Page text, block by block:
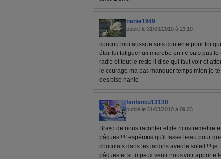
nanie1949
publié le 31/03/2010 à 23:19
coucou moi aussi je suis contente pour toi
était lui fatiguer un microbe on ne sais pas
radio et tout le reste il dise qui faut voir et
le courage ma pas manquer temps mien je
des bise nanie
fanfandu13130
publié le 31/03/2010 à 09:23
Bravo de nous raconter et de nous remettre
pâques !!!! espérons qu'il fasse beau pour
chocolats dans les jardins avec le soleil !!! je
pâques et si tu peux venir nous voir apporte